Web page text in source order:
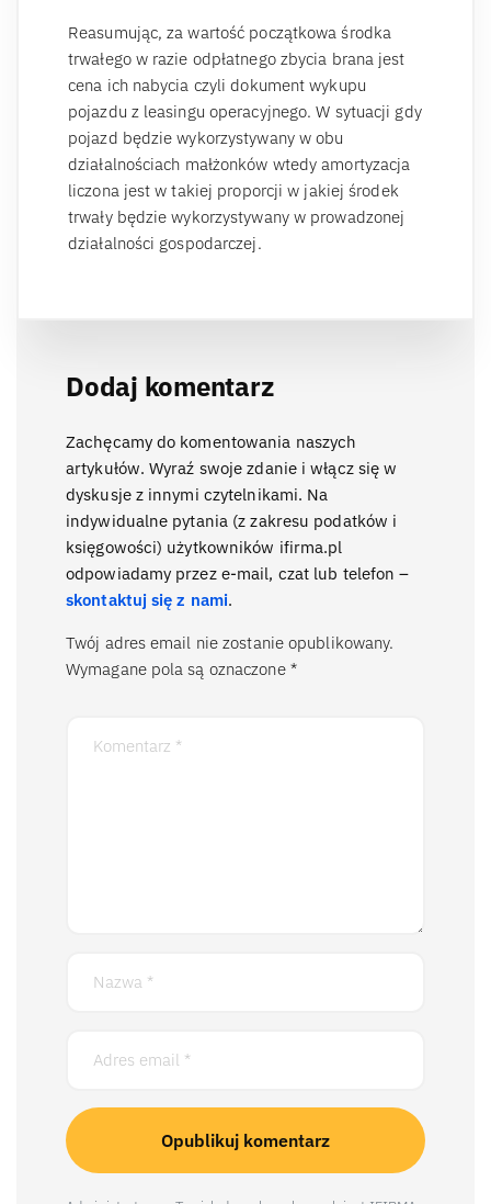
Reasumując, za wartość początkowa środka
trwałego w razie odpłatnego zbycia brana jest
cena ich nabycia czyli dokument wykupu
pojazdu z leasingu operacyjnego. W sytuacji gdy
pojazd będzie wykorzystywany w obu
działalnościach małżonków wtedy amortyzacja
liczona jest w takiej proporcji w jakiej środek
trwały będzie wykorzystywany w prowadzonej
działalności gospodarczej.
Dodaj komentarz
Zachęcamy do komentowania naszych
artykułów. Wyraź swoje zdanie i włącz się w
dyskusje z innymi czytelnikami. Na
indywidualne pytania (z zakresu podatków i
księgowości) użytkowników ifirma.pl
odpowiadamy przez e-mail, czat lub telefon –
skontaktuj się z nami.
Twój adres email nie zostanie opublikowany.
Wymagane pola są oznaczone *